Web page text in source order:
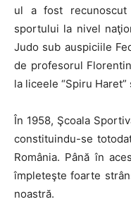
ul a fost
sportului la nivel
Judo sub auspiciile
de profesorul
la liceele “Spiru
În 1958, Şcoala
constituindu-se
România. Până în
împleteşte foarte
noastră.